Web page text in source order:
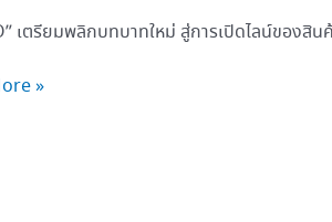
เตรียมพลิกบทบาทใหม่ สู่การเปิดไลน์ของสิน
»